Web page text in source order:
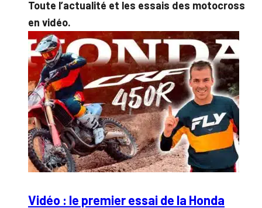
Toute l’actualité et les essais des motocross
en vidéo.
Vidéo : le premier essai de la Honda